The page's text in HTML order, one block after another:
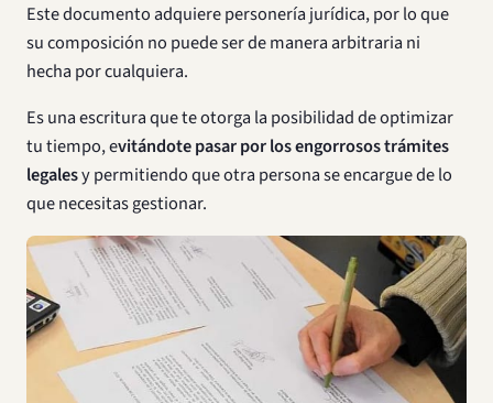
Este documento adquiere personería jurídica, por lo que
su composición no puede ser de manera arbitraria ni
hecha por cualquiera.
Es una escritura que te otorga la posibilidad de optimizar
tu tiempo, evitándote pasar por los engorrosos trámites
legalesy permitiendo que otra persona se encargue de lo
que necesitas gestionar.